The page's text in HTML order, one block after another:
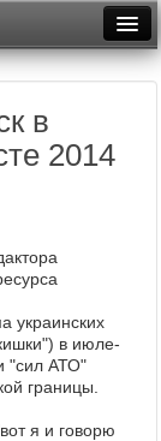
в
2014
украинских
в июле-
"сил АТО"
границы.
я и говорю